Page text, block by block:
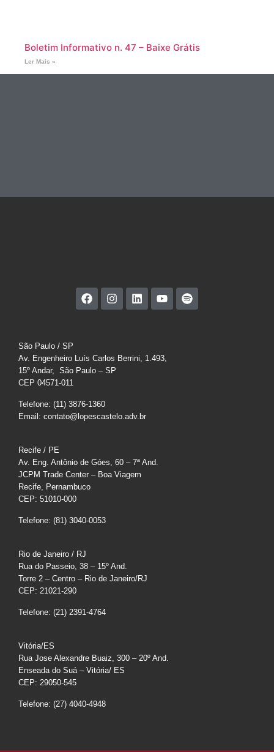
Boletim Informativo n. 47 – Baixe Grátis
Ler Mais »
São Paulo / SP
Av. Engenheiro Luís Carlos Berrini, 1.493,
15º Andar, São Paulo – SP
CEP 04571-011
Telefone: (11) 3876-1360
Email: contato@lopescastelo.adv.br
Recife / PE
Av. Eng. Antônio de Góes, 60 – 7ª And.
JCPM Trade Center – Boa Viagem
Recife, Pernambuco
CEP: 51010-000
Telefone: (81) 3040-0053
Rio de Janeiro / RJ
Rua do Passeio, 38 – 15º And.
Torre 2 – Centro – Rio de Janeiro/RJ
CEP: 21021-290
Telefone: (21) 2391-4764
Vitória/ES
Rua Jose Alexandre Buaiz, 300 – 20º And.
Enseada do Suá – Vitória/ ES
CEP: 29050-545
Telefone: (27) 4040-4948